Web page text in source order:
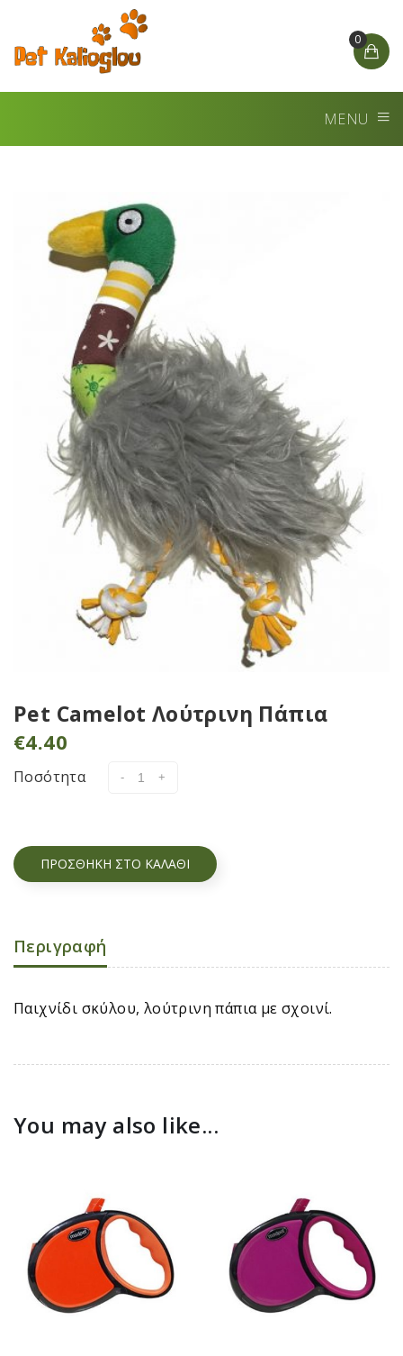
0
MENU
Pet Camelot Λούτρινη Πάπια
€4.40
Ποσότητα
ΠΡΟΣΘΉΚΗ ΣΤΟ ΚΑΛΆΘΙ
Περιγραφή
Παιχνίδι σκύλου, λούτρινη πάπια με σχοινί.
You may also like...